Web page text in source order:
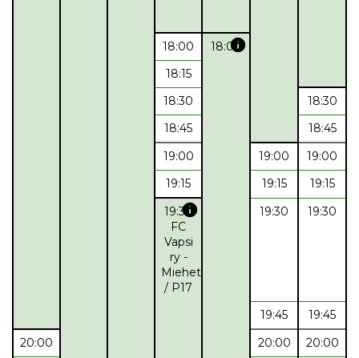
18:00 18:00info
18:15
18:30
18:30
18:45
18:45
19:00
19:00
19:00
19:15
19:15
19:15
19:30info
FC
Vapsi
ry -
Miehet
/ P17
19:30 19:30
19:45
19:45
20:00
20:00
20:00